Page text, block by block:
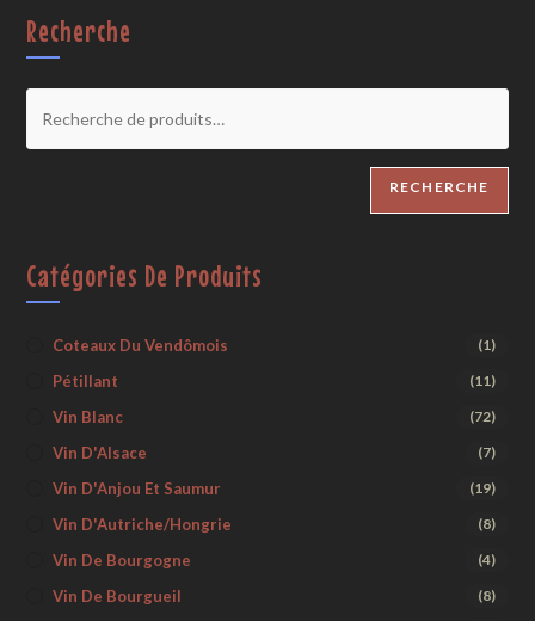
Recherche
RECHERCHE
Catégories De Produits
Coteaux Du Vendômois (1)
Pétillant (11)
Vin Blanc (72)
Vin D'Alsace (7)
Vin D'Anjou Et Saumur (19)
Vin D'Autriche/Hongrie (8)
Vin De Bourgogne (4)
Vin De Bourgueil (8)